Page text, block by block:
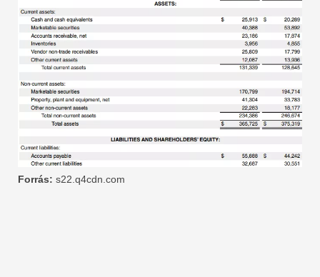
Forrás: s22.q4cdn.com